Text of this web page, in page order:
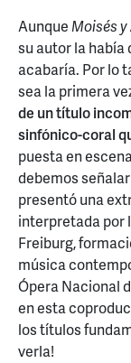
AunqueMoisés
su autor la había
acabaría. Por lo
sea la primera
de un título
sinfónico-coral
puesta en
debemos
presentó una
interpretada por
Freiburg,
música
Ópera Nacional
en esta
los títulos
verla!